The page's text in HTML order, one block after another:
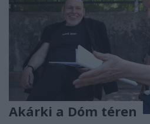
Akárki a Dóm téren